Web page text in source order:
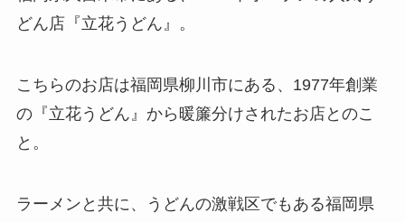
どん店『立花うどん』。
こちらのお店は福岡県柳川市にある、1977年創業
の『立花うどん』から暖簾分けされたお店とのこ
と。
ラーメンと共に、うどんの激戦区でもある福岡県